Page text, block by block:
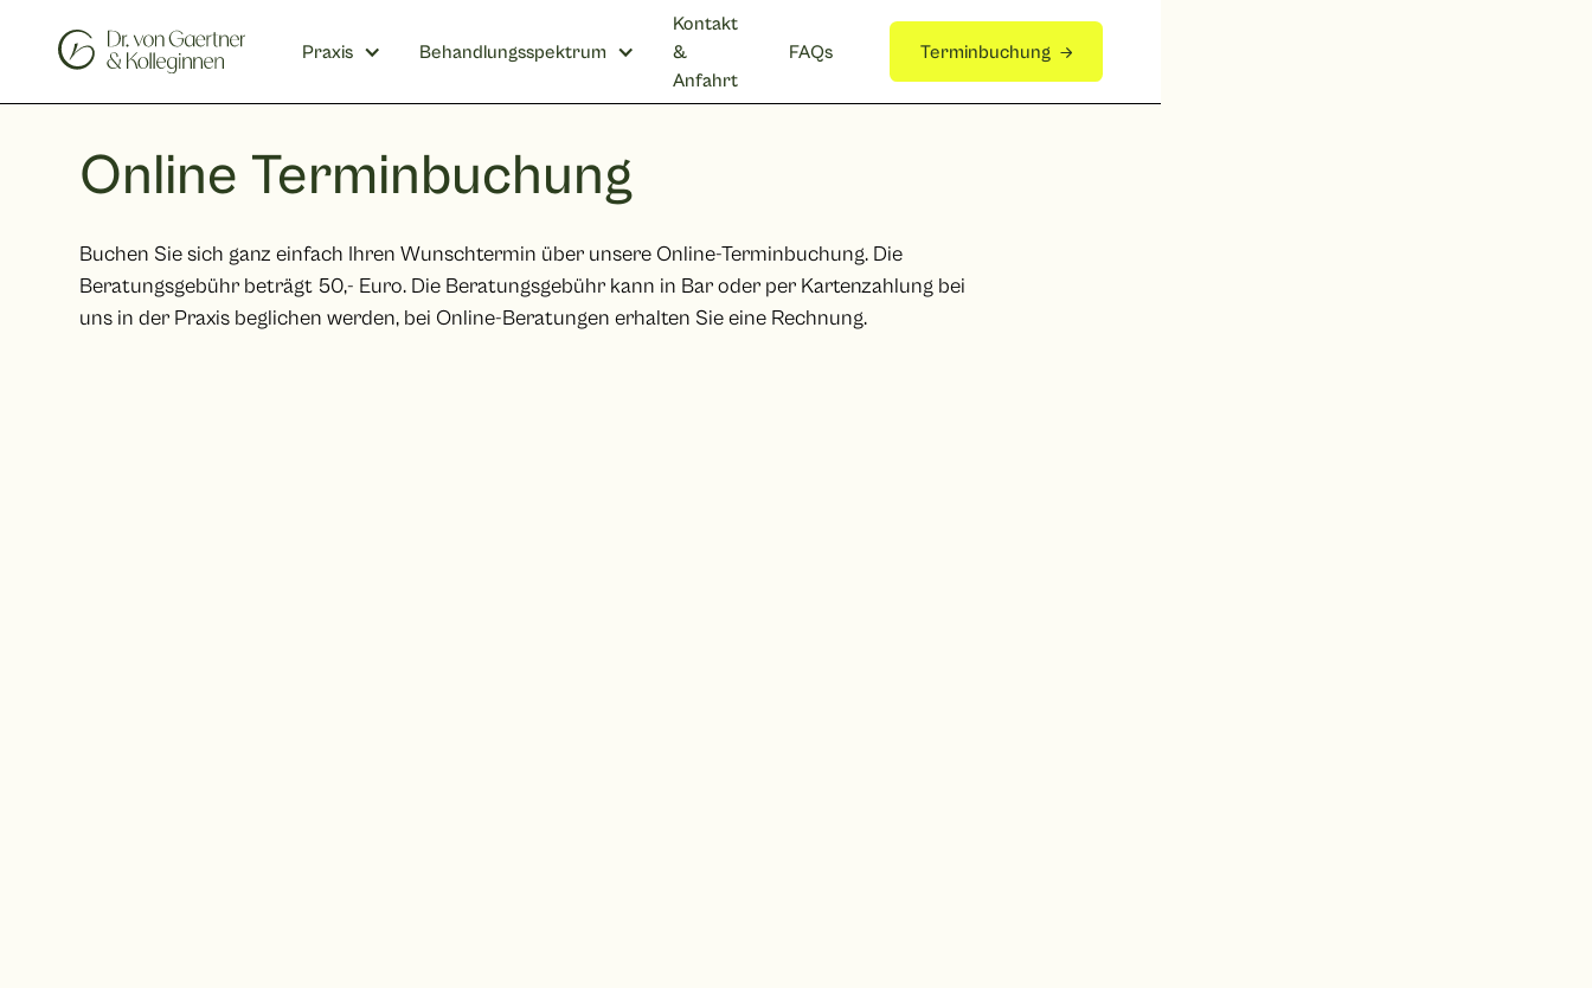
Praxis Behandlungsspektrum
Kontakt
&
Anfahrt
FAQs Terminbuchung
Online Terminbuchung
Buchen Sie sich ganz einfach Ihren Wunschtermin über unsere Online-Terminbuchung. Die
Beratungsgebühr beträgt 50,- Euro. Die Beratungsgebühr kann in Bar oder per Kartenzahlung bei
uns in der Praxis beglichen werden, bei Online-Beratungen erhalten Sie eine Rechnung.